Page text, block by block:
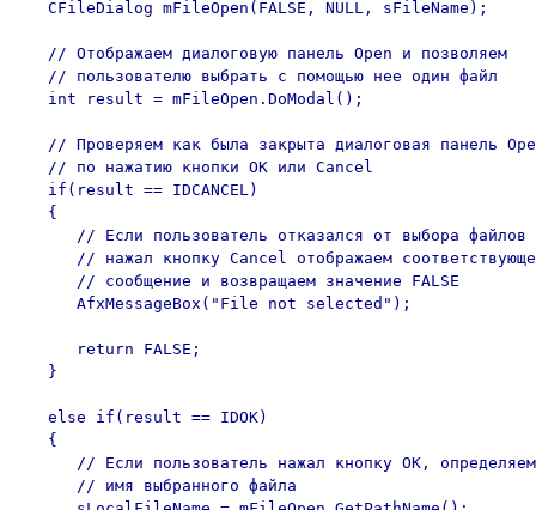
   CFileDialog mFileOpen(FALSE, NULL, sFileName);
   // Отображаем диалоговую панель Open и позволяем
   // пользователю выбрать с помощью нее один файл
   int result = mFileOpen.DoModal();
// Проверяем как была закрыта диалоговая панель
   // по нажатию кнопки OK или Cancel
   if(result == IDCANCEL)
   {
// Если пользователь отказался от выбора
// нажал кнопку Cancel отображаем
      // сообщение и возвращаем значение FALSE
      AfxMessageBox("File not selected");
      return FALSE;
   }
   else if(result == IDOK)
   {
// Если пользователь нажал кнопку OK,
      // имя выбранного файла